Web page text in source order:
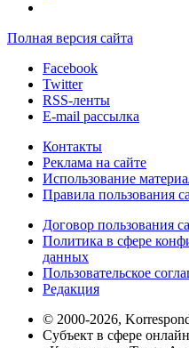
Полная версия сайта
Facebook
Twitter
RSS-ленты
E-mail рассылка
Контакты
Реклама на сайте
Использование
Правила пользования
Договор пользования
Политика в сфере
данных
Пользовательское
Редакция
© 2000-2026,
Субъект в сфере